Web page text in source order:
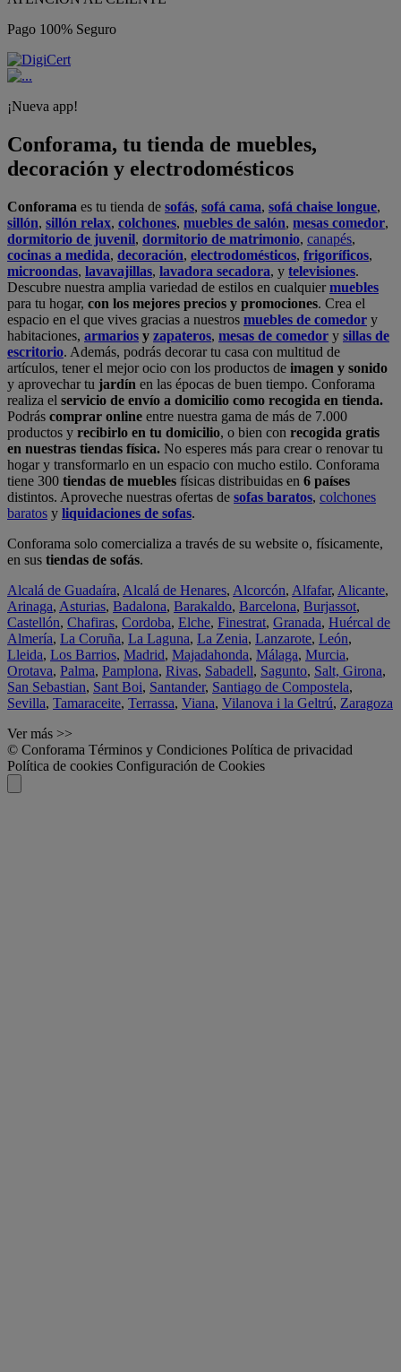
Pago 100% Seguro
¡Nueva app!
Conforama, tu tienda de muebles,
decoración y electrodomésticos
Conforama es tu tienda de sofás, sofá cama, sofá chaise longue,
sillón, sillón relax, colchones, muebles de salón, mesas comedor,
dormitorio de juvenil, dormitorio de matrimonio, canapés,
cocinas a medida, decoración, electrodomésticos, frigoríficos,
microondas, lavavajillas, lavadora secadora, y televisiones.
Descubre nuestra amplia variedad de estilos en cualquiermuebles
para tu hogar, con los mejores precios y promociones. Crea el
espacio en el que vives gracias a nuestros muebles de comedor y
habitaciones, armarios y zapateros, mesas de comedor y sillas de
escritorio. Además, podrás decorar tu casa con multitud de
artículos, tener el mejor ocio con los productos de imagen y sonido
y aprovechar tu jardín en las épocas de buen tiempo. Conforama
realiza el servicio de envío a domicilio como recogida en tienda.
Podrás comprar online entre nuestra gama de más de 7.000
productos y recibirlo en tu domicilio, o bien con recogida gratis
en nuestras tiendas física. No esperes más para crear o renovar tu
hogar y transformarlo en un espacio con mucho estilo. Conforama
tiene 300 tiendas de muebles físicas distribuidas en 6 países
distintos. Aproveche nuestras ofertas de sofas baratos, colchones
baratos y liquidaciones de sofas.
Conforama solo comercializa a través de su website o, físicamente,
en sus tiendas de sofás.
Alcalá de Guadaíra, Alcalá de Henares, Alcorcón, Alfafar, Alicante,
Arinaga, Asturias, Badalona, Barakaldo, Barcelona, Burjassot,
Castellón, Chafiras, Cordoba, Elche, Finestrat, Granada, Huércal de
Almería, La Coruña, La Laguna, La Zenia, Lanzarote, León,
Lleida, Los Barrios, Madrid, Majadahonda, Málaga, Murcia,
Orotava, Palma, Pamplona, Rivas, Sabadell, Sagunto, Salt, Girona,
San Sebastian, Sant Boi, Santander, Santiago de Compostela,
Sevilla, Tamaraceite, Terrassa, Viana, Vilanova i la Geltrú, Zaragoza
Ver más >>
© Conforama Términos y Condiciones Política de privacidad
Política de cookies Configuración de Cookies